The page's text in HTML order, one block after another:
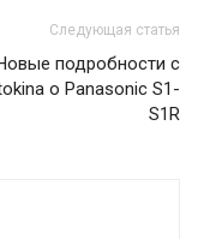
Следующая статья
подробности с
о Panasonic S1-
S1R